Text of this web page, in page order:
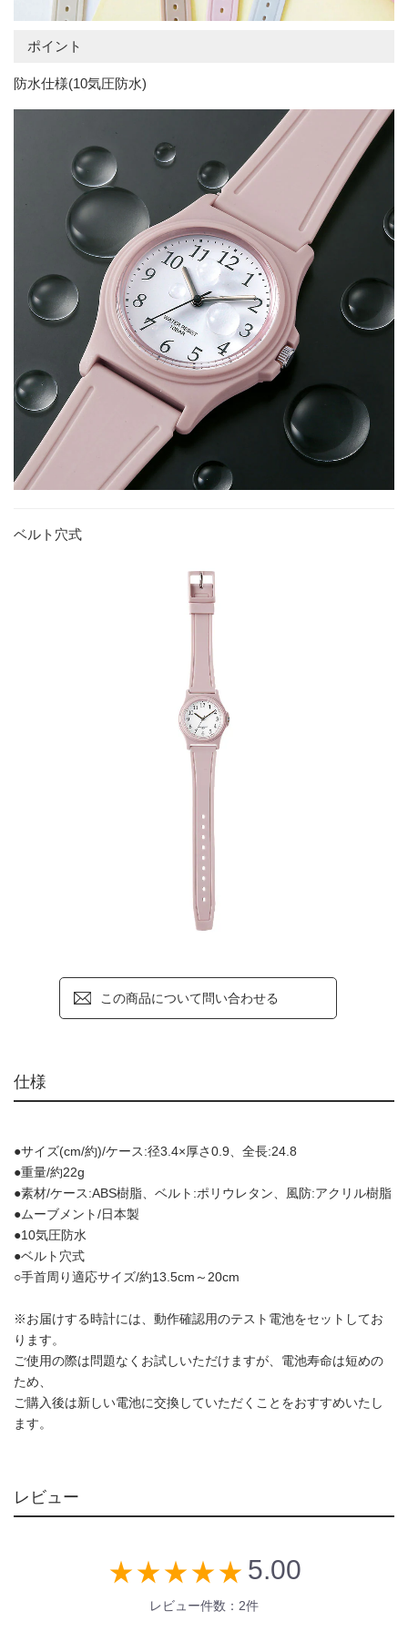
ポイント
防水仕様(10気圧防水)
ベルト穴式
この商品について問い合わせる
仕様
●サイズ(cm/約)/ケース:径3.4×厚さ0.9、全長:24.8
●重量/約22g
●素材/ケース:ABS樹脂、ベルト:ポリウレタン、風防:アクリル樹脂
●ムーブメント/日本製
●10気圧防水
●ベルト穴式
○手首周り適応サイズ/約13.5cm～20cm
※お届けする時計には、動作確認用のテスト電池をセットしてお
ります。
ご使用の際は問題なくお試しいただけますが、電池寿命は短めの
ため、
ご購入後は新しい電池に交換していただくことをおすすめいたし
ます。
レビュー
star_rate star_rate star_rate star_rate star_rate 5.00
レビュー件数：2件